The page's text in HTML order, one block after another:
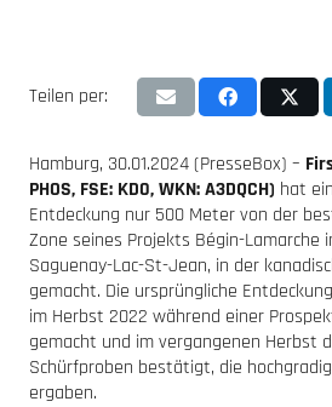
Teilen per:
Hamburg, 30.01.2024 (PresseBox) –
PHOS, FSE: KD0, WKN: A3DQCH) hat
Entdeckung nur 500 Meter von der
Zone seines Projekts Bégin-Lamarche
Saguenay-Lac-St-Jean, in der
gemacht. Die ursprüngliche
im Herbst 2022 während einer
gemacht und im vergangenen Herbst
Schürfproben bestätigt, die
ergaben.